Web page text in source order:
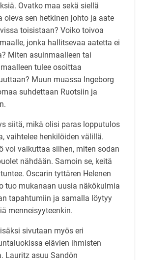
Ovatko maa sekä siellä
oleva sen hetkinen johto ja aate
toisistaan? Voiko toivoa
jonka hallitsevaa aatetta ei
Miten asuinmaalleen tai
tulee osoittaa
Muun muassa Ingeborg
suhdettaan Ruotsiin ja
siitä, mikä olisi paras lopputulos
vaihtelee henkilöiden välillä.
voi vaikuttaa siihen, miten sodan
nähdään. Samoin se, keitä
Oscarin tyttären Helenen
tuo mukanaan uusia näkökulmia
tapahtumiin ja samalla löytyy
menneisyyteenkin.
sivutaan myös eri
elävien ihmisten
Lauritz asuu Sandön